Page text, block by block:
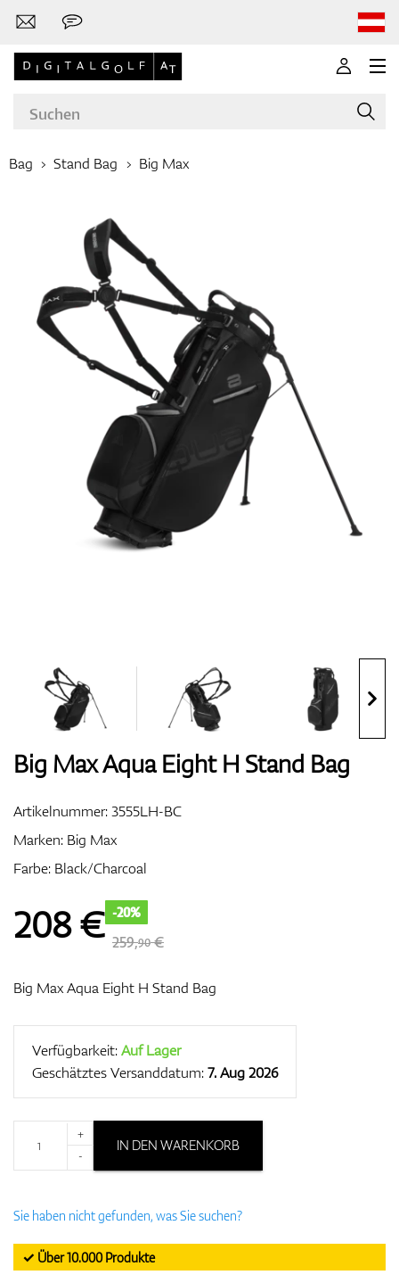
Golfschläger
Bekleidung
Schuhe
Bags
Bag Stand Bag Big Max
Big Max Aqua Eight H Stand Bag
Artikelnummer:3555LH-BC
Marken: Big Max
Farbe: Black/Charcoal
208€ -20%
259,90€
Big Max Aqua Eight H Stand Bag
Verfügbarkeit:Auf Lager
Geschätztes Versanddatum:7. Aug 2026
+
-
IN DEN WARENKORB
Sie haben nicht gefunden, was Sie suchen?
✓ Über 10.000 Produkte